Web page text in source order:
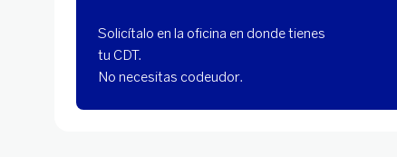
Solicítalo en la oficina en donde tienes
tu CDT.
No necesitas codeudor.